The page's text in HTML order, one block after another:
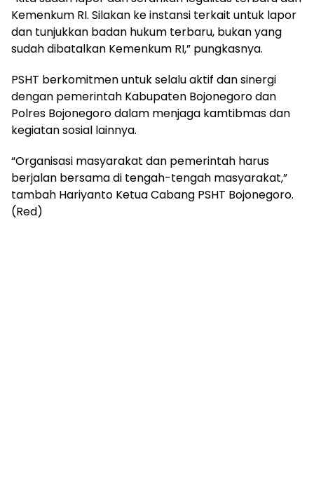
Kemenkum RI. Silakan ke instansi terkait untuk lapor
dan tunjukkan badan hukum terbaru, bukan yang
sudah dibatalkan Kemenkum RI,” pungkasnya.
PSHT berkomitmen untuk selalu aktif dan sinergi
dengan pemerintah Kabupaten Bojonegoro dan
Polres Bojonegoro dalam menjaga kamtibmas dan
kegiatan sosial lainnya.
“Organisasi masyarakat dan pemerintah harus
berjalan bersama di tengah-tengah masyarakat,”
tambah Hariyanto Ketua Cabang PSHT Bojonegoro.
(Red)